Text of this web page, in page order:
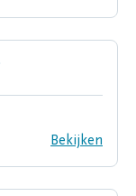
Bekijken